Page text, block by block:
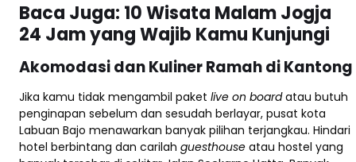
Baca Juga: 10 Wisata Malam Jogja
24 Jam yang Wajib Kamu Kunjungi
Akomodasi dan Kuliner Ramah di Kantong
Jika kamu tidak mengambil paket live on boardatau butuh
penginapan sebelum dan sesudah berlayar, pusat kota
Labuan Bajo menawarkan banyak pilihan terjangkau. Hindari
hotel berbintang dan carilah guesthouse atau hostel yang